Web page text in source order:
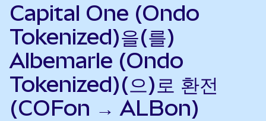
Capital One (Ondo
Tokenized)을(를)
Albemarle (Ondo
Tokenized)(으)로 환전
(COFon → ALBon)